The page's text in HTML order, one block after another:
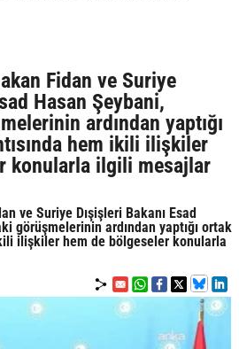
Fidan ve Suriye
Hasan Şeybani,
ardından yaptığı
hem ikili ilişkiler
konularla ilgili mesajlar
ve Suriye Dışişleri Bakanı Esad
görüşmelerinin ardından yaptığı ortak
ilişkiler hem de bölgeseler konularla